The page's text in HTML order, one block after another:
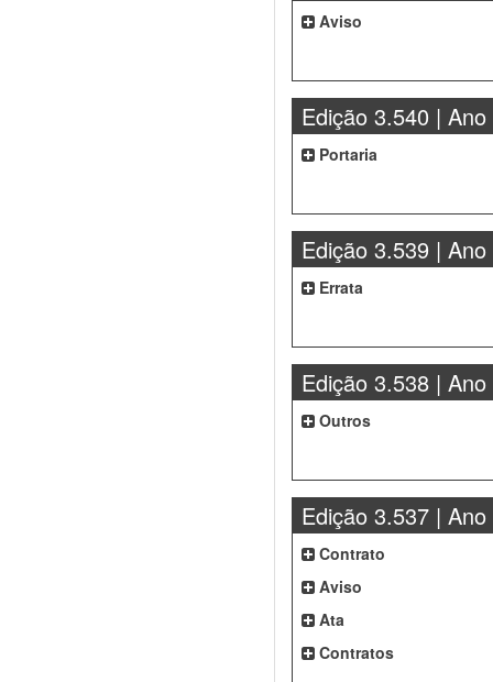
Aviso
Edição 3.540 | Ano
Portaria
Edição 3.539 | Ano
Errata
Edição 3.538 | Ano
Outros
Edição 3.537 | Ano
Contrato
Aviso
Ata
Contratos